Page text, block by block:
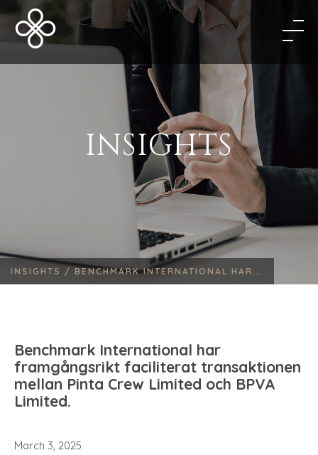
INSIGHTS
INSIGHTS / BENCHMARK INTERNATIONAL HAR...
Benchmark International har
framgångsrikt faciliterat transaktionen
mellan Pinta Crew Limited och BPVA
Limited.
March 3, 2025